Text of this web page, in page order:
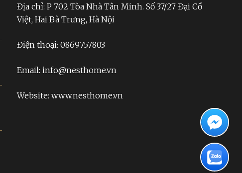
Địa chỉ: P 702 Tòa Nhà Tân Minh. Số 37/27 Đại Cồ
Việt, Hai Bà Trưng, Hà Nội
Điện thoại: 0869757803
Email: info@nesthome.vn
Website: www.nesthome.vn